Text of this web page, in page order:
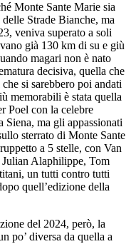
Monte Sante Marie sia
Strade Bianche, ma
veniva superato a soli
già 130 km di su e giù
magari non è nato
decisiva, quella che
si sarebbero poi andati
memorabili è stata quella
Poel con la celebre
Siena, ma gli appassionati
sterrato di Monte Sante
a 5 stelle, con Van
Julian Alaphilippe, Tom
un tutti contro tutti
quell’edizione della
del 2024, però, la
po’ diversa da quella a